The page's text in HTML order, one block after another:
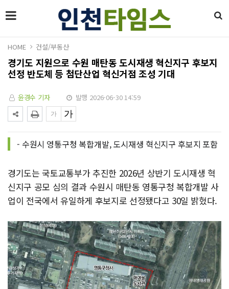
HOME 건설/부동산
경기도 지원으로 수원 매탄동 도시재생 혁신지구 후보지
선정 반도체 등 첨단산업 혁신거점 조성 기대
윤경수 기자 발행 2026-06-30 14:59
- 수원시 영통구청 복합개발, 도시재생 혁신지구 후보지 포함
경기도는 국토교통부가 추진한 2026년 상반기 도시재생 혁
신지구 공모 심의 결과 수원시 매탄동 영통구청 복합개발 사
업이 전국에서 유일하게 후보지로 선정됐다고 30일 밝혔다.